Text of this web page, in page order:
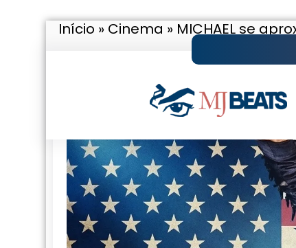
Pular
Início » Cinema » MICHAEL se